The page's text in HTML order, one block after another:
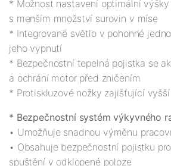
* Možnost nastavení optimální
s menším množství surovin v míse
* Integrované světlo v pohonné
jeho vypnutí
* Bezpečnostní tepelná pojistka se
a ochrání motor před zničením
* Bezpečnostní systém výkyvného
• Umožňuje snadnou výměnu
• Obsahuje bezpečnostní pojistku
spuštění v odklopené poloze